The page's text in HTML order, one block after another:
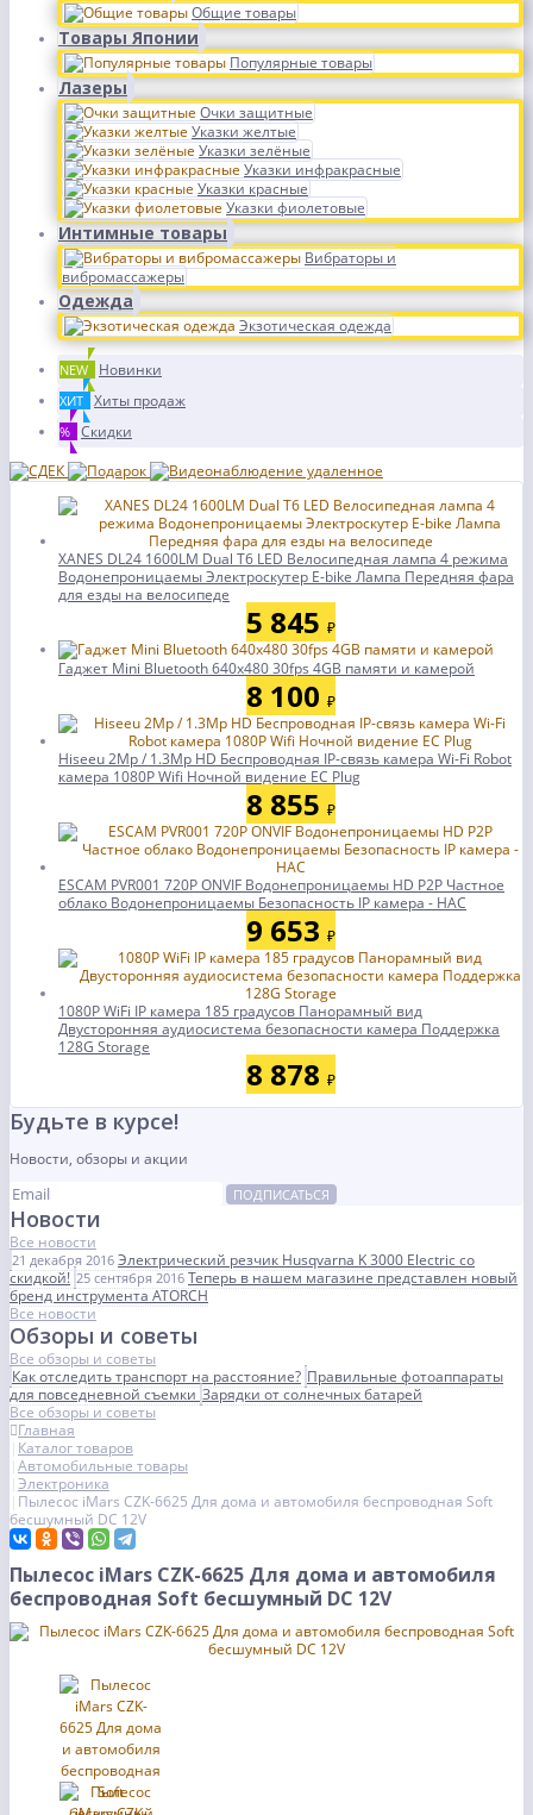
Общие товары
Товары Японии
Популярные товары
Лазеры
Очки защитные
Указки желтые
Указки зелёные
Указки инфракрасные
Указки красные
Указки фиолетовые
Интимные товары
Вибраторы и
вибромассажеры
Одежда
Экзотическая одежда
NEW Новинки
ХИТ Хиты продаж
% Скидки
XANES DL24 1600LM Dual T6 LED Велосипедная лампа 4 режима
Водонепроницаемы Электроскутер E-bike Лампа Передняя фара
для езды на велосипеде
5 845 ₽
Гаджет Mini Bluetooth 640x480 30fps 4GB памяти и камерой
8 100 ₽
Hiseeu 2Mp / 1.3Mp HD Беспроводная IP-связь камера Wi-Fi Robot
камера 1080P Wifi Ночной видение ЕС Plug
8 855 ₽
ESCAM PVR001 720P ONVIF Водонепроницаемы HD P2P Частное
облако Водонепроницаемы Безопасность IP камера - НАС
9 653 ₽
1080P WiFi IP камера 185 градусов Панорамный вид
Двусторонняя аудиосистема безопасности камера Поддержка
128G Storage
8 878 ₽
Будьте в курсе!
Новости, обзоры и акции
ПОДПИСАТЬСЯ
Новости
Все новости
21 декабря 2016 Электрический резчик Husqvarna K 3000 Electric со
скидкой! 25 сентября 2016 Теперь в нашем магазине представлен новый
бренд инструмента ATORCH
Все новости
Обзоры и советы
Все обзоры и советы
Как отследить транспорт на расстояние? Правильные фотоаппараты
для повседневной съемкиЗарядки от солнечных батарей
Все обзоры и советы
Главная
Каталог товаров
Автомобильные товары
Электроника
Пылесос iMars CZK-6625 Для дома и автомобиля беспроводная Soft
бесшумный DC 12V
Пылесос iMars CZK-6625 Для дома и автомобиля
беспроводная Soft бесшумный DC 12V